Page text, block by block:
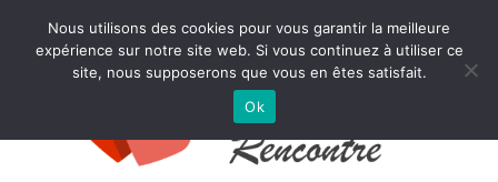
Nous utilisons des cookies pour vous garantir la meilleure
expérience sur notre site web. Si vous continuez à utiliser ce
site, nous supposerons que vous en êtes satisfait.
Ok